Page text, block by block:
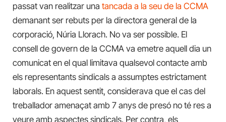
passat van realitzar una tancada a la seu de la CCMA
demanant ser rebuts per la directora general de la
corporació, Núria Llorach. No va ser possible. El
consell de govern de la CCMA va emetre aquell dia un
comunicat en el qual limitava qualsevol contacte amb
els representants sindicals a assumptes estrictament
laborals. En aquest sentit, considerava que el cas del
treballador amenaçat amb 7 anys de presó no té res a
veure amb aspectes sindicals. Per contra, els